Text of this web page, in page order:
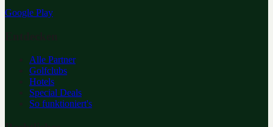
Google Play
Alle Partner
Golfclubs
Hotels
Special Deals
So funktioniert's